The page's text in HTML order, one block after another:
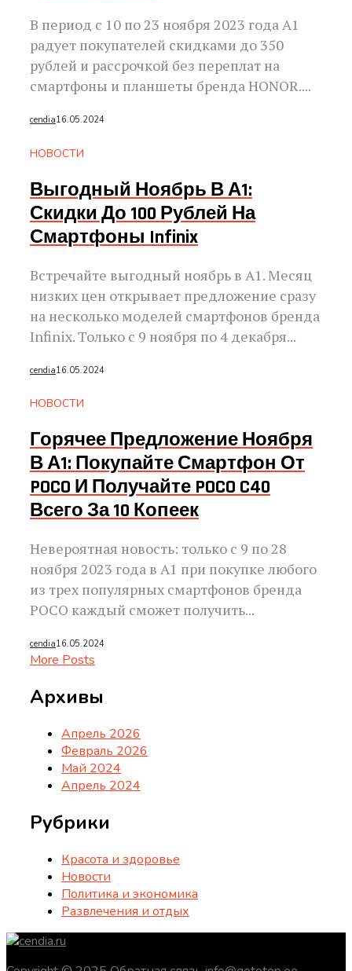
В период с 10 по 23 ноября 2023 года А1
радует покупателей скидками до 350
рублей и рассрочкой без переплат на
смартфоны и планшеты бренда HONOR....
cendia16.05.2024
НОВОСТИ
Выгодный Ноябрь В А1:
Скидки До 100 Рублей На
Смартфоны Infinix
Встречайте выгодный ноябрь в А1. Месяц
низких цен открывает предложение сразу
на несколько моделей смартфонов бренда
Infinix. Только с 9 ноября по 4 декабря...
cendia16.05.2024
НОВОСТИ
Горячее Предложение Ноября
В А1: Покупайте Смартфон От
POCO И Получайте POCO C40
Всего За 10 Копеек
Невероятная новость: только с 9 по 28
ноября 2023 года в А1 при покупке любого
из трех популярных смартфонов бренда
POCO каждый сможет получить...
cendia16.05.2024
More Posts
Архивы
Апрель 2026
Февраль 2026
Май 2024
Апрель 2024
Рубрики
Красота и здоровье
Новости
Политика и экономика
Развлечения и отдых